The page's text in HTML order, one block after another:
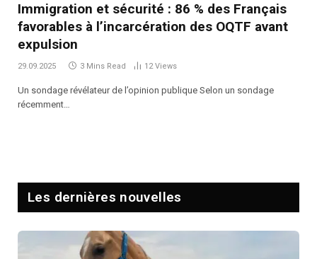
Immigration et sécurité : 86 % des Français
favorables à l’incarcération des OQTF avant
expulsion
29.09.2025 3 Mins Read 12Views
Un sondage révélateur de l’opinion publique Selon un sondage
récemment…
Les dernières nouvelles